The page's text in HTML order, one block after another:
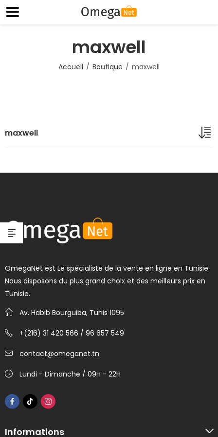
maxwell
Accueil Boutique maxwell
maxwell
OmegaNet est Le spécialiste de la vente en ligne en Tunisie.
Nous disposons du plus grand choix et des meilleurs prix en
Tunisie.
Av. Habib Bourguiba, Tunis 1095
+(216) 31 420 566 / 96 657 549
contact@omeganet.tn
Lundi - Dimanche / 09H - 22H
Informations